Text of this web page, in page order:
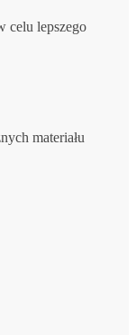
celu lepszego
materiału